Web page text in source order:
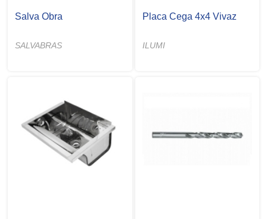
Salva Obra
SALVABRAS
Placa Cega 4x4 Vivaz
ILUMI